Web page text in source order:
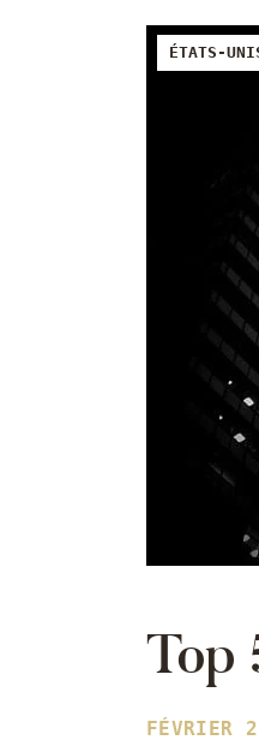
ÉTATS-
Top
FÉVRIER